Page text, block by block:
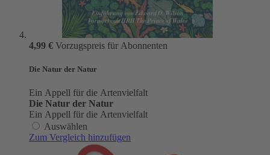
4,99 € Vorzugspreis für Abonnenten
Die Natur der Natur
Ein Appell für die Artenvielfalt
Die Natur der Natur
Ein Appell für die Artenvielfalt
Auswählen
Zum Vergleich hinzufügen